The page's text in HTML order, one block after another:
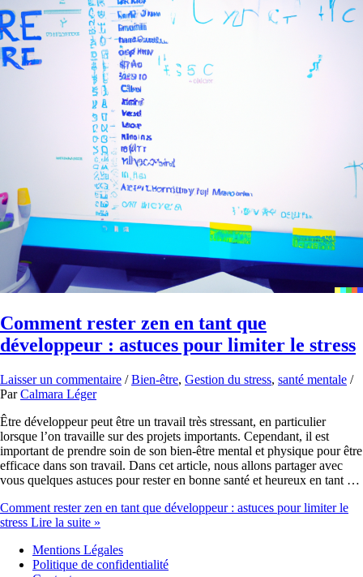
Comment rester zen en tant que
développeur : astuces pour limiter le stress
Laisser un commentaire /Bien-être, Gestion du stress, santé mentale /
ParCalmara Léger
Être développeur peut être un travail très stressant, en particulier
lorsque l’on travaille sur des projets importants. Cependant, il est
important de prendre soin de son bien-être mental et physique pour être
efficace dans son travail. Dans cet article, nous allons partager avec
vous quelques astuces pour rester en bonne santé et heureux en tant …
Comment rester zen en tant que développeur : astuces pour limiter le
stress Lire la suite »
Mentions Légales
Politique de confidentialité